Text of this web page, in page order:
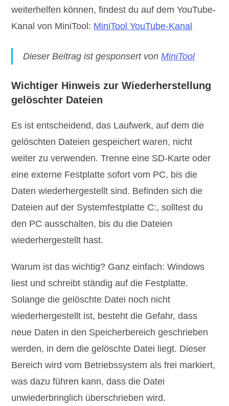
weiterhelfen können, findest du auf dem YouTube-
Kanal von MiniTool: MiniTool YouTube-Kanal
Dieser Beitrag ist gesponsert vonMiniTool
Wichtiger Hinweis zur Wiederherstellung
gelöschter Dateien
Es ist entscheidend, das Laufwerk, auf dem die
gelöschten Dateien gespeichert waren, nicht
weiter zu verwenden. Trenne eine SD-Karte oder
eine externe Festplatte sofort vom PC, bis die
Daten wiederhergestellt sind. Befinden sich die
Dateien auf der Systemfestplatte C:, solltest du
den PC ausschalten, bis du die Dateien
wiederhergestellt hast.
Warum ist das wichtig? Ganz einfach: Windows
liest und schreibt ständig auf die Festplatte.
Solange die gelöschte Datei noch nicht
wiederhergestellt ist, besteht die Gefahr, dass
neue Daten in den Speicherbereich geschrieben
werden, in dem die gelöschte Datei liegt. Dieser
Bereich wird vom Betriebssystem als frei markiert,
was dazu führen kann, dass die Datei
unwiederbringlich überschrieben wird.